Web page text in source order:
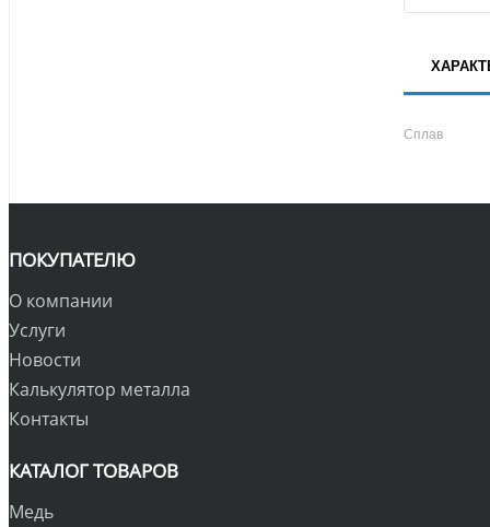
Сплав
ПОКУПАТЕЛЮ
О компании
Услуги
Новости
Калькулятор металла
Контакты
КАТАЛОГ ТОВАРОВ
Медь